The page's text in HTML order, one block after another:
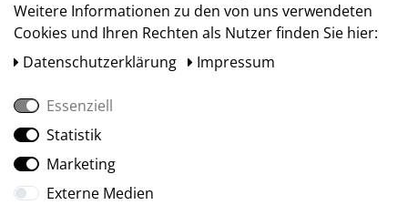
Social Media
Weitere Informationen zu den von uns verwendeten
Cookies und Ihren Rechten als Nutzer finden Sie hier:
Daten­schutz­erklärung
Impressum
Essenziell
Statistik
Marketing
Externe Medien